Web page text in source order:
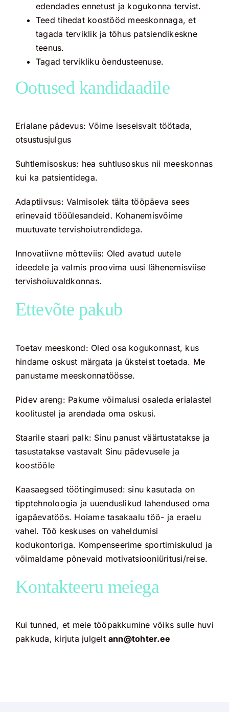
edendades ennetust ja kogukonna tervist.
Teed tihedat koostööd meeskonnaga, et
tagada terviklik ja tõhus patsiendikeskne
teenus.
Tagad tervikliku õendusteenuse.
Ootused kandidaadile
Erialane pädevus: Võime iseseisvalt töötada,
otsustusjulgus
Suhtlemisoskus: hea suhtlusoskus nii meeskonnas
kui ka patsientidega.
Adaptiivsus: Valmisolek täita tööpäeva sees
erinevaid tööülesandeid. Kohanemisvõime
muutuvate tervishoiutrendidega.
Innovatiivne mõtteviis: Oled avatud uutele
ideedele ja valmis proovima uusi lähenemisviise
tervishoiuvaldkonnas.
Ettevõte pakub
Toetav meeskond: Oled osa kogukonnast, kus
hindame oskust märgata ja üksteist toetada. Me
panustame meeskonnatöösse.
Pidev areng: Pakume võimalusi osaleda erialastel
koolitustel ja arendada oma oskusi.
Staarile staari palk: Sinu panust väärtustatakse ja
tasustatakse vastavalt Sinu pädevusele ja
koostööle
Kaasaegsed töötingimused: sinu kasutada on
tipptehnoloogia ja uuenduslikud lahendused oma
igapäevatöös. Hoiame tasakaalu töö- ja eraelu
vahel. Töö keskuses on vaheldumisi
kodukontoriga. Kompenseerime sportimiskulud ja
võimaldame põnevaid motivatsiooniüritusi/reise.
Kontakteeru meiega
Kui tunned, et meie tööpakkumine võiks sulle huvi
pakkuda, kirjuta julgelt ann@tohter.ee